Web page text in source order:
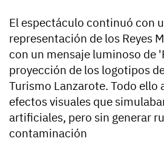
El espectáculo continuó con
representación de los Reyes
con un mensaje luminoso de
proyección de los logotipos
Turismo Lanzarote. Todo ello
efectos visuales que
artificiales, pero sin generar
contaminación